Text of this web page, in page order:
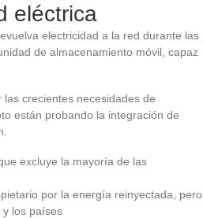
eléctrica
electricidad a la red durante las
de almacenamiento móvil, capaz
crecientes necesidades de
están probando la integración de
excluye la mayoría de las
por la energía reinyectada, pero
y los países